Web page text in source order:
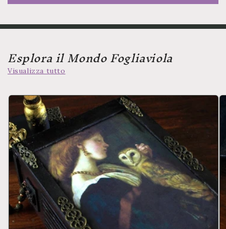
Esplora il Mondo Fogliaviola
Visualizza tutto